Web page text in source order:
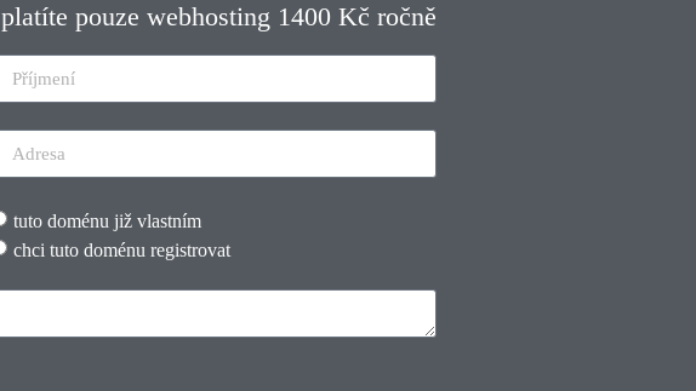
platíte pouze webhosting 1400 Kč ročně
tuto doménu již vlastním
chci tuto doménu registrovat